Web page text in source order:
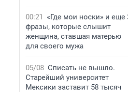
00:21
«Где мои носки» и еще
фразы, которые слышит
женщина, ставшая матерью
для своего мужа
05/08 Списать не вышло.
Старейший университет
Мексики заставит 58 тысяч